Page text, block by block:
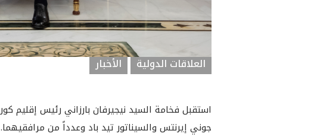
العلاقات الدولية الأخبار
جوني إيرنتس والسيناتور تيد باد وعدداً من مرافقيهما.